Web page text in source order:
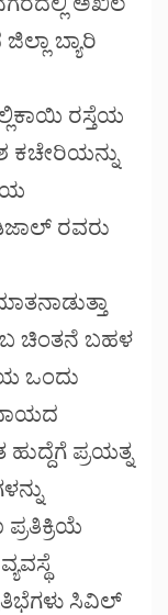
ಬ್ಯಾರಿ
ರಸ್ತೆಯ
ಕಚೇರಿಯನ್ನು
ರವರು
ಚಿಂತನೆ ಬಹಳ
ಒಂದು
ಪ್ರಯತ್ನ
ಸಿವಿಲ್